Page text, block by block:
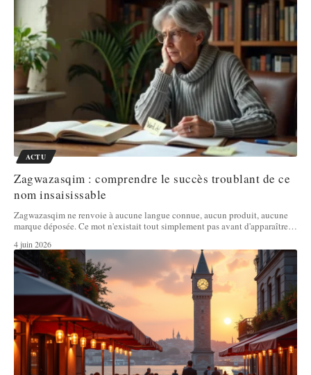
ACTU
Zagwazasqim : comprendre le succès troublant de ce
nom insaisissable
Zagwazasqim ne renvoie à aucune langue connue, aucun produit, aucune
marque déposée. Ce mot n'existait tout simplement pas avant d'apparaître…
4 juin 2026